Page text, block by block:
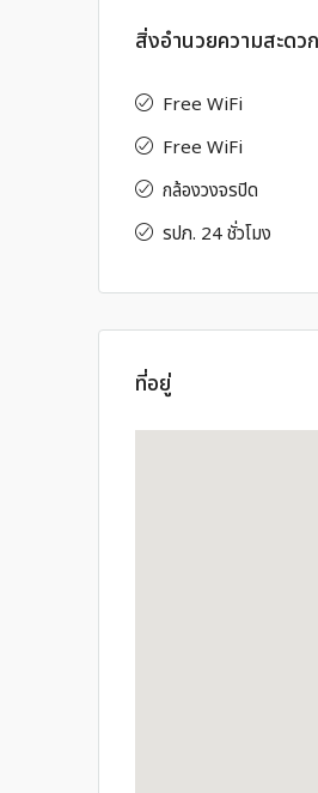
สิ่งอำนวยความสะดวก
Free WiFi
Free WiFi
กล้องวงจรปิด
รปภ. 24 ชั่วโมง
ที่อยู่